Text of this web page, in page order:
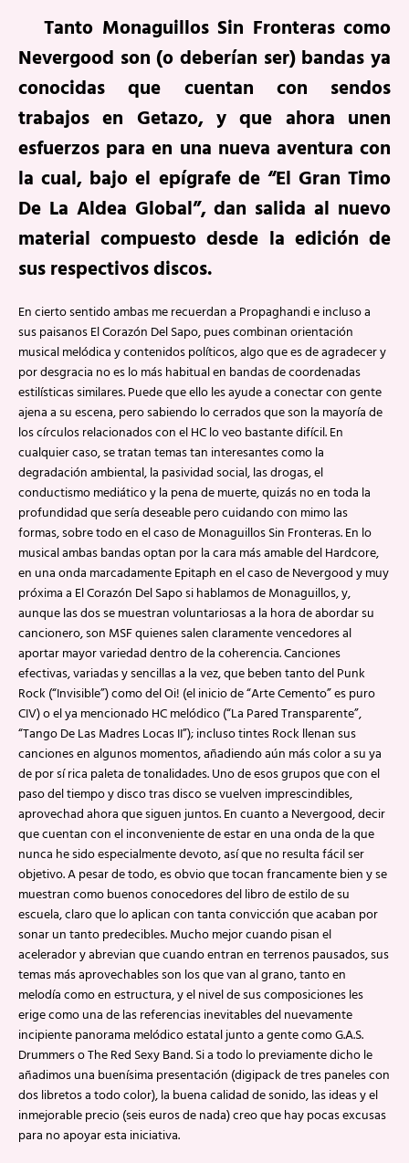
Tanto Monaguillos Sin Fronteras como
Nevergood son (o deberían ser) bandas ya
conocidas que cuentan con sendos
trabajos en Getazo, y que ahora unen
esfuerzos para en una nueva aventura con
la cual, bajo el epígrafe de “El Gran Timo
De La Aldea Global”, dan salida al nuevo
material compuesto desde la edición de
sus respectivos discos.
En cierto sentido ambas me recuerdan a Propaghandi e incluso a
sus paisanos El Corazón Del Sapo, pues combinan orientación
musical melódica y contenidos políticos, algo que es de agradecer y
por desgracia no es lo más habitual en bandas de coordenadas
estilísticas similares. Puede que ello les ayude a conectar con gente
ajena a su escena, pero sabiendo lo cerrados que son la mayoría de
los círculos relacionados con el HC lo veo bastante difícil. En
cualquier caso, se tratan temas tan interesantes como la
degradación ambiental, la pasividad social, las drogas, el
conductismo mediático y la pena de muerte, quizás no en toda la
profundidad que sería deseable pero cuidando con mimo las
formas, sobre todo en el caso de Monaguillos Sin Fronteras. En lo
musical ambas bandas optan por la cara más amable del Hardcore,
en una onda marcadamente Epitaph en el caso de Nevergood y muy
próxima a El Corazón Del Sapo si hablamos de Monaguillos, y,
aunque las dos se muestran voluntariosas a la hora de abordar su
cancionero, son MSF quienes salen claramente vencedores al
aportar mayor variedad dentro de la coherencia. Canciones
efectivas, variadas y sencillas a la vez, que beben tanto del Punk
Rock (“Invisible”) como del Oi! (el inicio de “Arte Cemento” es puro
CIV) o el ya mencionado HC melódico (“La Pared Transparente”,
“Tango De Las Madres Locas II”); incluso tintes Rock llenan sus
canciones en algunos momentos, añadiendo aún más color a su ya
de por sí rica paleta de tonalidades. Uno de esos grupos que con el
paso del tiempo y disco tras disco se vuelven imprescindibles,
aprovechad ahora que siguen juntos. En cuanto a Nevergood, decir
que cuentan con el inconveniente de estar en una onda de la que
nunca he sido especialmente devoto, así que no resulta fácil ser
objetivo. A pesar de todo, es obvio que tocan francamente bien y se
muestran como buenos conocedores del libro de estilo de su
escuela, claro que lo aplican con tanta convicción que acaban por
sonar un tanto predecibles. Mucho mejor cuando pisan el
acelerador y abrevian que cuando entran en terrenos pausados, sus
temas más aprovechables son los que van al grano, tanto en
melodía como en estructura, y el nivel de sus composiciones les
erige como una de las referencias inevitables del nuevamente
incipiente panorama melódico estatal junto a gente como G.A.S.
Drummers o The Red Sexy Band. Si a todo lo previamente dicho le
añadimos una buenísima presentación (digipack de tres paneles con
dos libretos a todo color), la buena calidad de sonido, las ideas y el
inmejorable precio (seis euros de nada) creo que hay pocas excusas
para no apoyar esta iniciativa.